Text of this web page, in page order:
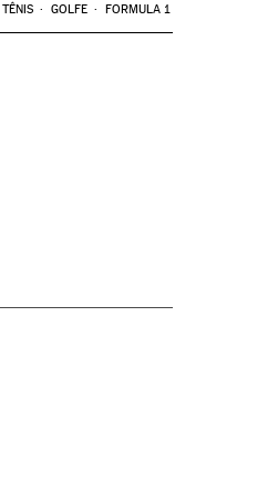
TÊNIS GOLFE FORMULA 1